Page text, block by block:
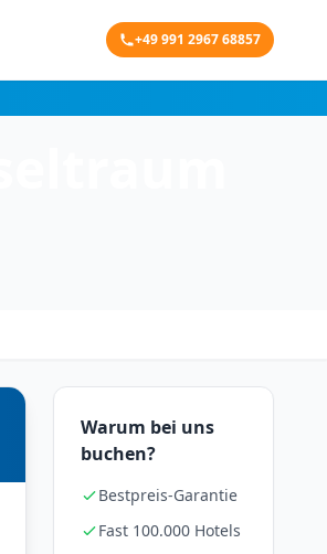
+49 991 2967 68857
Warum bei uns
buchen?
Bestpreis-Garantie
Fast 100.000 Hotels